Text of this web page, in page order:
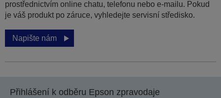
prostřednictvím online chatu, telefonu nebo e-mailu. Pokud
je váš produkt po záruce, vyhledejte servisní středisko.
Napište nám
Přihlášení k odběru Epson zpravodaje